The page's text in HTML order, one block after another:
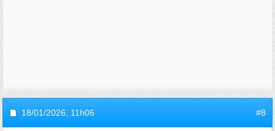
18/01/2026, 11h06 #8